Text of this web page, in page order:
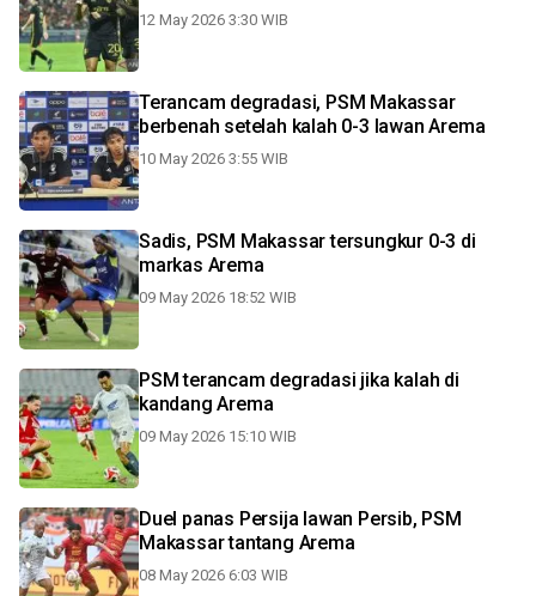
12 May 2026 3:30 WIB
Terancam degradasi, PSM Makassar
berbenah setelah kalah 0-3 lawan Arema
10 May 2026 3:55 WIB
Sadis, PSM Makassar tersungkur 0-3 di
markas Arema
09 May 2026 18:52 WIB
PSM terancam degradasi jika kalah di
kandang Arema
09 May 2026 15:10 WIB
Duel panas Persija lawan Persib, PSM
Makassar tantang Arema
08 May 2026 6:03 WIB